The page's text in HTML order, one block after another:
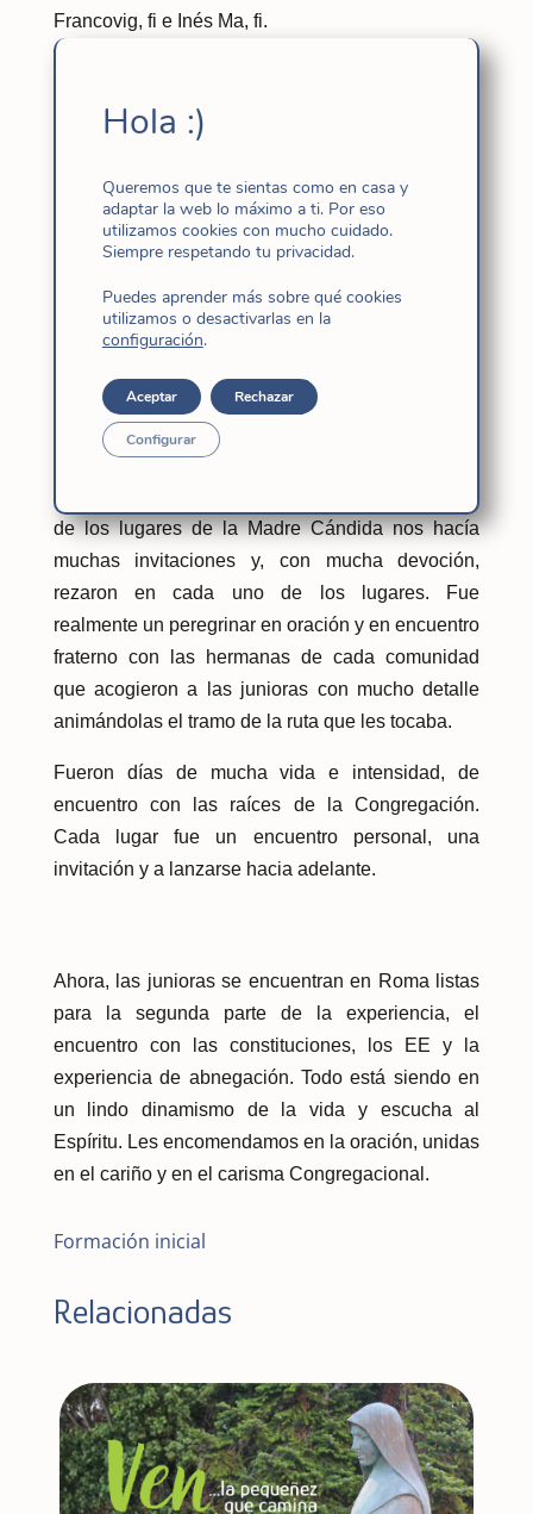
Francovig, fi e Inés Ma, fi.
con la misa de apertura y las palabras de Clara
Echarte fi, Consejera General y encargada de la
formación. Fueron unos días muy intensos de
encuentro con la vida de San Ignacio, visitamos
Loyola, y tuvimos la misa en la capilla de la
encuentro y formación que se tituló:qué significa
remar juntas,un momento precioso para
comunidad.
Después el itinerario fue el siguiente: Andoain,
de los lugares de la Madre Cándida nos hacía
muchas invitaciones y, con mucha devoción,
rezaron en cada uno de los lugares. Fue
realmente un peregrinar en oración y en encuentro
fraterno con las hermanas de cada comunidad
que acogieron a las junioras con mucho detalle
animándolas el tramo de la ruta que les tocaba.
Fueron días de mucha vida e intensidad, de
encuentro con las raíces de la Congregación.
Cada lugar fue un encuentro personal, una
invitación y a lanzarse hacia adelante.
Ahora, las junioras se encuentran en Roma listas
para la segunda parte de la experiencia, el
encuentro con las constituciones, los EE y la
experiencia de abnegación. Todo está siendo en
un lindo dinamismo de la vida y escucha al
Espíritu. Les encomendamos en la oración, unidas
en el cariño y en el carisma Congregacional.
Formación inicial
Relacionadas
Hola :)
Queremos que te sientas como en casa y
adaptar la web lo máximo a ti. Por eso
utilizamos cookies con mucho cuidado.
Siempre respetando tu privacidad.
Puedes aprender más sobre qué cookies
utilizamos o desactivarlas en la
configuración.
Aceptar Rechazar
Configurar